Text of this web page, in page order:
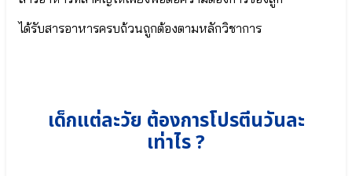
● จุลินทรีย์สุขภาพ
Bifidobacterium
lactis
● แลคโต
บาซิลลัส แอซิ
Lactobacillus
●
เรียม
ได้รับสารอาหารครบถ้วนถูกต้องตามหลักวิชาการ
เด็กแต่ละวัย ต้องการโปรตีนวันละ
เท่าไร ?